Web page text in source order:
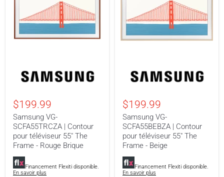
VG-
SCFA55TRCZA
pour
55"
The
Frame
Brique
$199.99
Samsung VG-
SCFA55TRCZA | Contour
pour téléviseur 55" The
Frame - Rouge Brique
Financement Flexiti disponible.
En savoir plus
VG-
SCFA55BEBZA
pour
55"
The
Frame
$199.99
Samsung VG-
SCFA55BEBZA | Contour
pour téléviseur 55" The
Frame - Beige
Financement Flexiti disponible.
En savoir plus